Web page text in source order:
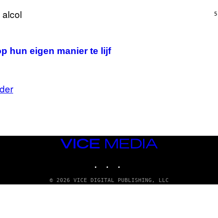
hun eigen manier te lijf
5
VICE
MEDIA
© 2026 VICE DIGITAL PUBLISHING, LLC